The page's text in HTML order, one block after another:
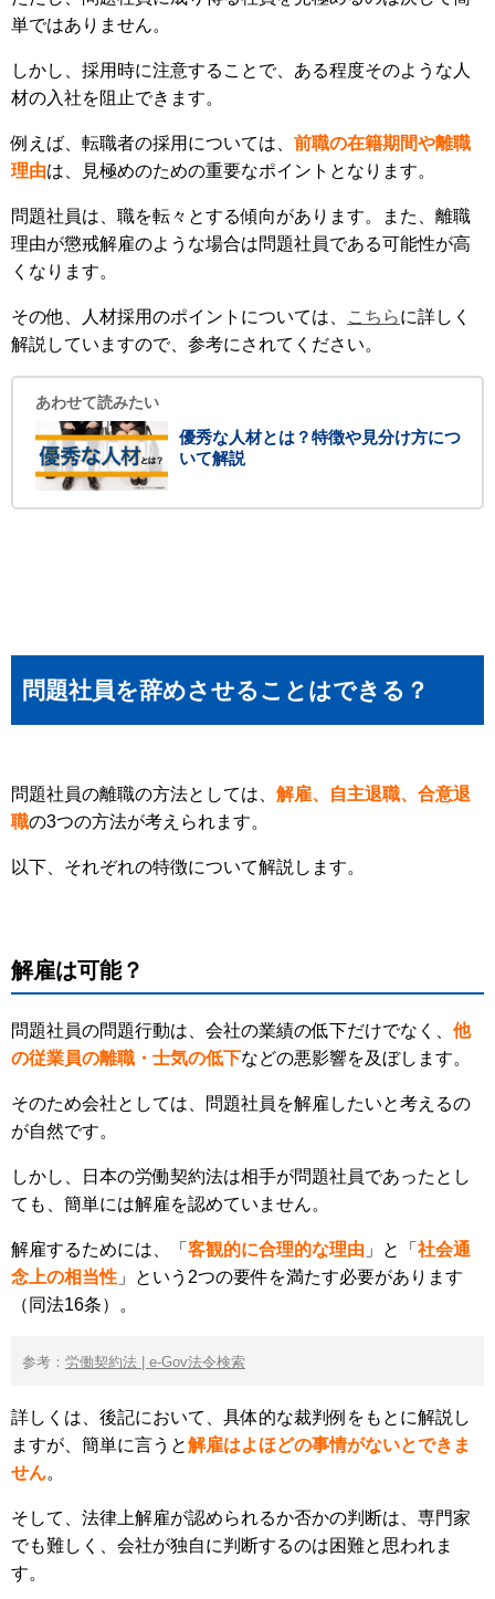
単ではありません。
しかし、採用時に注意することで、ある程度そのような人
材の入社を阻止できます。
例えば、転職者の採用については、 前職の在籍期間や離職
理由は、見極めのための重要なポイントとなります。
問題社員は、職を転々とする傾向があります。また、離職
理由が懲戒解雇のような場合は問題社員である可能性が高
くなります。
その他、人材採用のポイントについては、 こちらに詳しく
解説していますので、参考にされてください。
あわせて読みたい
優秀な人材とは？特徴や見分け方につ
いて解説
問題社員を辞めさせることはできる？
問題社員の離職の方法としては、 解雇、自主退職、合意退
職の3つの方法が考えられます。
以下、それぞれの特徴について解説します。
解雇は可能？
問題社員の問題行動は、会社の業績の低下だけでなく、 他
の従業員の離職・士気の低下などの悪影響を及ぼします。
そのため会社としては、問題社員を解雇したいと考えるの
が自然です。
しかし、日本の労働契約法は相手が問題社員であったとし
ても、簡単には解雇を認めていません。
解雇するためには、「 客観的に合理的な理由 」と「 社会通
念上の相当性 」という2つの要件を満たす必要があります
（同法16条）。
参考： 労働契約法 | e-Gov法令検索
詳しくは、後記において、具体的な裁判例をもとに解説し
ますが、簡単に言うと解雇はよほどの事情がないとできま
せん。
そして、法律上解雇が認められるか否かの判断は、専門家
でも難しく、会社が独自に判断するのは困難と思われま
す。